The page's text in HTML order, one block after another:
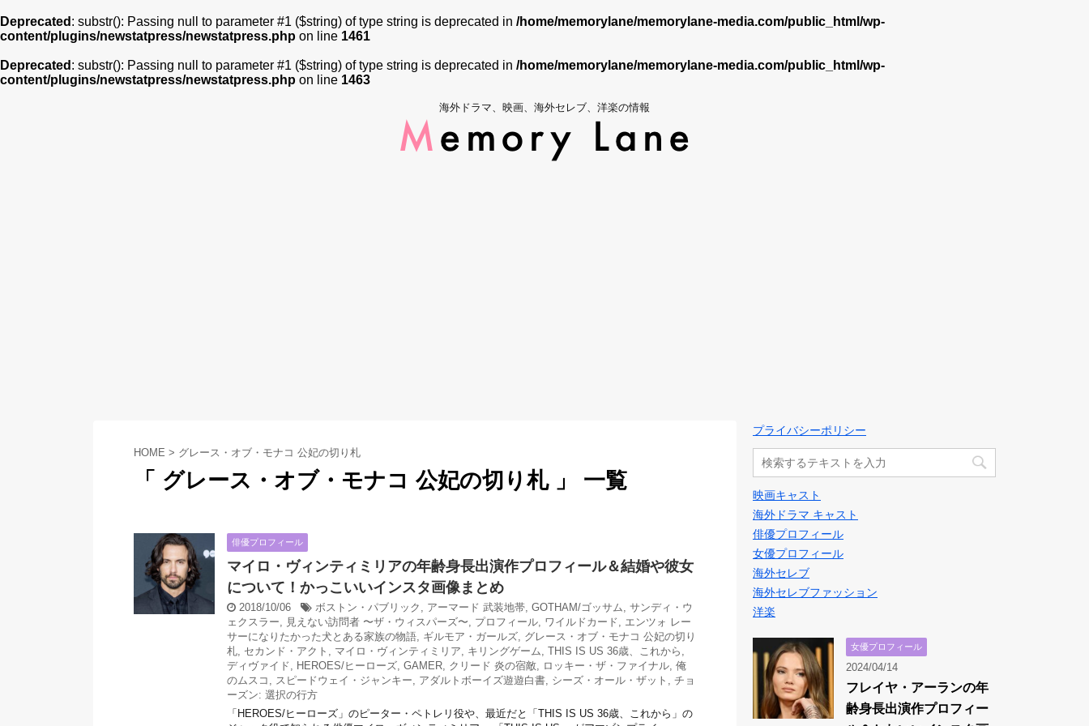
Deprecated : substr(): Passing null to parameter #1 ($string) of type string is deprecated in /home/memorylane/memorylane-media.com/public_html/wp-
content/plugins/newstatpress/newstatpress.php on line 1461
Deprecated : substr(): Passing null to parameter #1 ($string) of type string is deprecated in /home/memorylane/memorylane-media.com/public_html/wp-
content/plugins/newstatpress/newstatpress.php on line 1463
海外ドラマ、映画、海外セレブ、洋楽の情報
HOME > グレース・オブ・モナコ 公妃の切り札
「 グレース・オブ・モナコ 公妃の切り札 」 一覧
俳優プロフィール
マイロ・ヴィンティミリアの年齢身長出演作プロフィール＆結婚や彼女
について！かっこいいインスタ画像まとめ
2018/10/06 ボストン・パブリック , アーマード 武装地帯, GOTHAM/ゴッサム, サンディ・ウ
ェクスラー, 見えない訪問者 〜ザ・ウィスパーズ〜, プロフィール, ワイルドカード, エンツォ レー
サーになりたかった犬とある家族の物語, ギルモア・ガールズ, グレース・オブ・モナコ 公妃の切り
札, セカンド・アクト , マイロ・ヴィンティミリア, キリングゲーム, THIS IS US 36歳、これから ,
ディヴァイド, HEROES/ヒーローズ, GAMER, クリード 炎の宿敵, ロッキー・ザ・ファイナル, 俺
のムスコ , スピードウェイ・ジャンキー, アダルトボーイズ遊遊白書, シーズ・オール・ザット , チョ
ーズン: 選択の行方
「HEROES/ヒーローズ」のピーター・ペトレリ役や、最近だと「THIS IS US 36歳、これから」の
プライバシーポリシー
映画キャスト
海外ドラマ キャスト
俳優プロフィール
女優プロフィール
海外セレブ
海外セレブファッション
洋楽
女優プロフィール
2024/04/14
フレイヤ・アーランの年
齢身長出演作プロフィー